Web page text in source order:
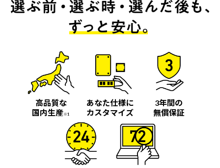
高品質な
国内生産※1
あなた仕様に
カスタマイズ
3年間の
無償保証